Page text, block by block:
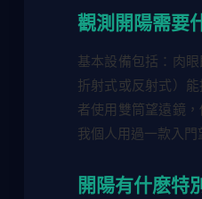
觀測開陽需要
基本設備包括：肉
折射式或反射式）
者使用雙筒望遠鏡
我個人用過一款入門
開陽有什麽特